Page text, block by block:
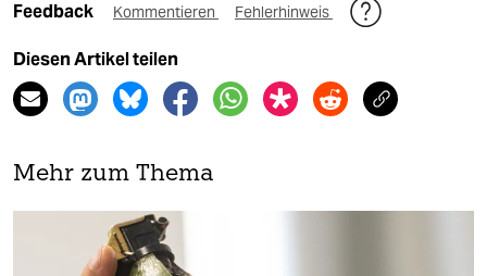
Feedback Kommentieren Fehlerhinweis
Diesen Artikel teilen
Mehr zum Thema